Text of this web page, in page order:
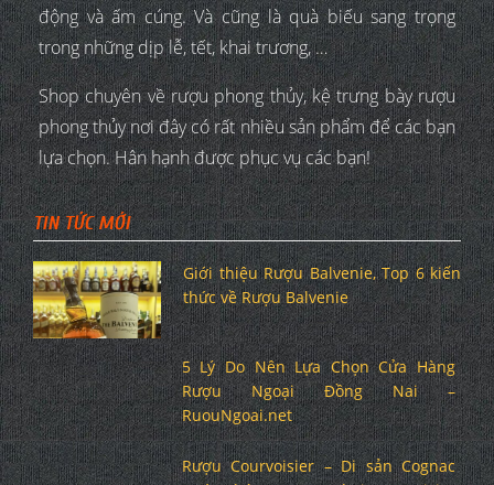
động và ấm cúng. Và cũng là quà biếu sang trọng
trong những dịp lễ, tết, khai trương, …
Shop chuyên về rượu phong thủy, kệ trưng bày rượu
phong thủy nơi đây có rất nhiều sản phẩm để các bạn
lựa chọn. Hân hạnh được phục vụ các bạn!
TIN TỨC MỚI
Giới thiệu Rượu Balvenie, Top 6 kiến
thức về Rượu Balvenie
5 Lý Do Nên Lựa Chọn Cửa Hàng
Rượu Ngoại Đồng Nai –
RuouNgoai.net
Rượu Courvoisier – Di sản Cognac